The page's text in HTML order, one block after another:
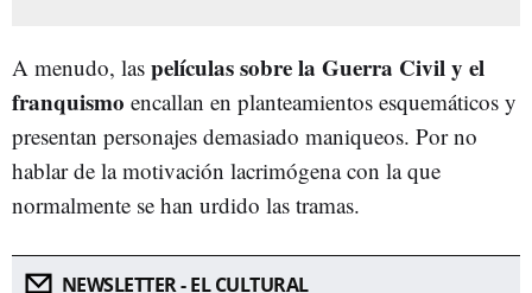
A menudo, las películas sobre la Guerra Civil y el
franquismo encallan en planteamientos esquemáticos y
presentan personajes demasiado maniqueos. Por no
hablar de la motivación lacrimógena con la que
normalmente se han urdido las tramas.
NEWSLETTER - EL CULTURAL